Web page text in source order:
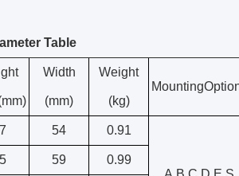
Table
Width
(mm)
Weight
(kg)
54 0.91
59 0.99